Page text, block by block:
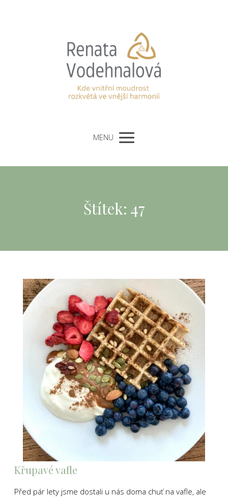
MENU
Štítek: 47
Křupavé vafle
Před pár lety jsme dostali u nás doma chuť na vafle, ale